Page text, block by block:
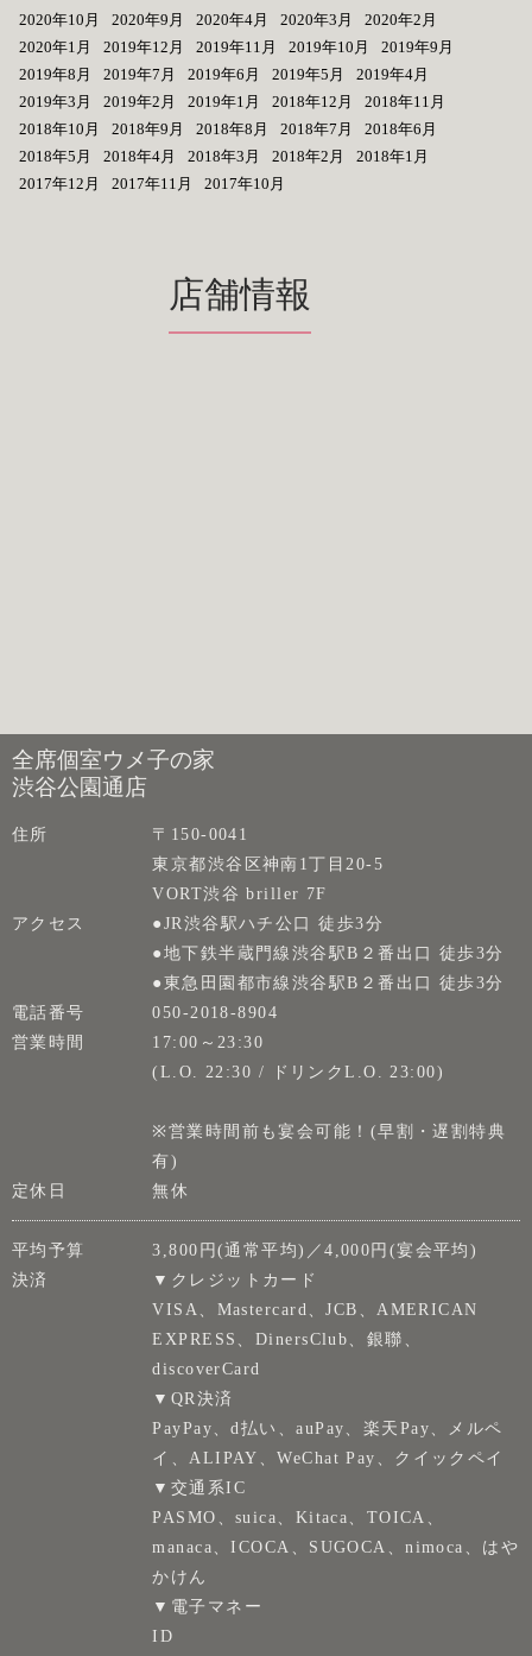
2020年10月
2020年9月 2020年4月 2020年3月
2020年2月
2020年1月
2019年12月 2019年11月 2019年10月
2019年9月
2019年8月
2019年7月 2019年6月 2019年5月
2019年4月
2019年3月
2019年2月 2019年1月 2018年12月
2018年11月
2018年10月
2018年9月 2018年8月 2018年7月
2018年6月
2018年5月
2018年4月 2018年3月 2018年2月
2018年1月
2017年12月
2017年11月 2017年10月
店舗情報
全席個室ウメ子の家
渋谷公園通店
住所
〒150-0041
東京都渋谷区神南1丁目20-5
VORT渋谷 briller 7F
アクセス
●JR渋谷駅ハチ公口 徒歩3分
●地下鉄半蔵門線渋谷駅B２番出口 徒歩3分
●東急田園都市線渋谷駅B２番出口 徒歩3分
電話番号
050-2018-8904
営業時間
17:00～23:30
(L.O. 22:30 / ドリンクL.O. 23:00)
※営業時間前も宴会可能！(早割・遅割特典
有)
定休日
無休
平均予算
3,800円(通常平均)／4,000円(宴会平均)
決済
▼クレジットカード
VISA、Mastercard、JCB、AMERICAN
EXPRESS、DinersClub、銀聯、
discoverCard
▼QR決済
PayPay、d払い、auPay、楽天Pay、メルペ
イ、ALIPAY、WeChat Pay、クイックペイ
▼交通系IC
PASMO、suica、Kitaca、TOICA、
manaca、ICOCA、SUGOCA、nimoca、はや
かけん
▼電子マネー
ID